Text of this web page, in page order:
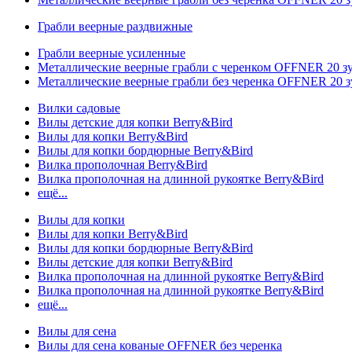
Грабли веерные раздвижные
Грабли веерные усиленные
Металлические веерные грабли с черенком OFFNER 20
Металлические веерные грабли без черенка OFFNER 20
Вилки садовые
Вилы детские для копки Berry&Bird
Вилы для копки Berry&Bird
Вилы для копки бордюрные Berry&Bird
Вилка прополочная Berry&Bird
Вилка прополочная на длинной рукоятке Berry&Bird
ещё...
Вилы для копки
Вилы для копки Berry&Bird
Вилы для копки бордюрные Berry&Bird
Вилы детские для копки Berry&Bird
Вилка прополочная на длинной рукоятке Berry&Bird
Вилка прополочная на длинной рукоятке Berry&Bird
ещё...
Вилы для сена
Вилы для сена кованые OFFNER без черенка